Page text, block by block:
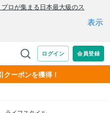
ーポンを獲得！